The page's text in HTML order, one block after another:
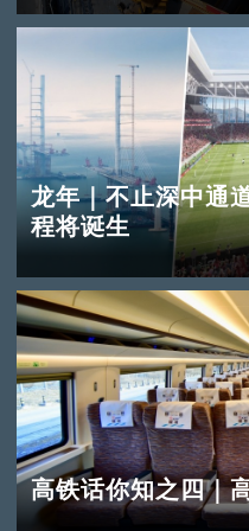
龙年｜不止深中通
程将诞生
高铁话你知之四｜